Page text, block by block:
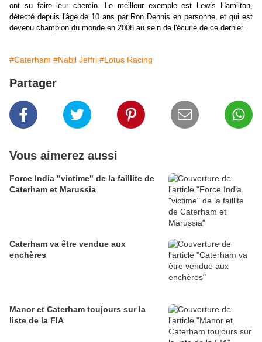
ont su faire leur chemin. Le meilleur exemple est Lewis Hamilton,
détecté depuis l'âge de 10 ans par Ron Dennis en personne, et qui est
devenu champion du monde en 2008 au sein de l'écurie de ce dernier.
#Caterham #Nabil Jeffri #Lotus Racing
Partager
Vous aimerez aussi
Force India "victime" de la faillite de
Caterham et Marussia
Caterham va être vendue aux
enchères
Manor et Caterham toujours sur la
liste de la FIA